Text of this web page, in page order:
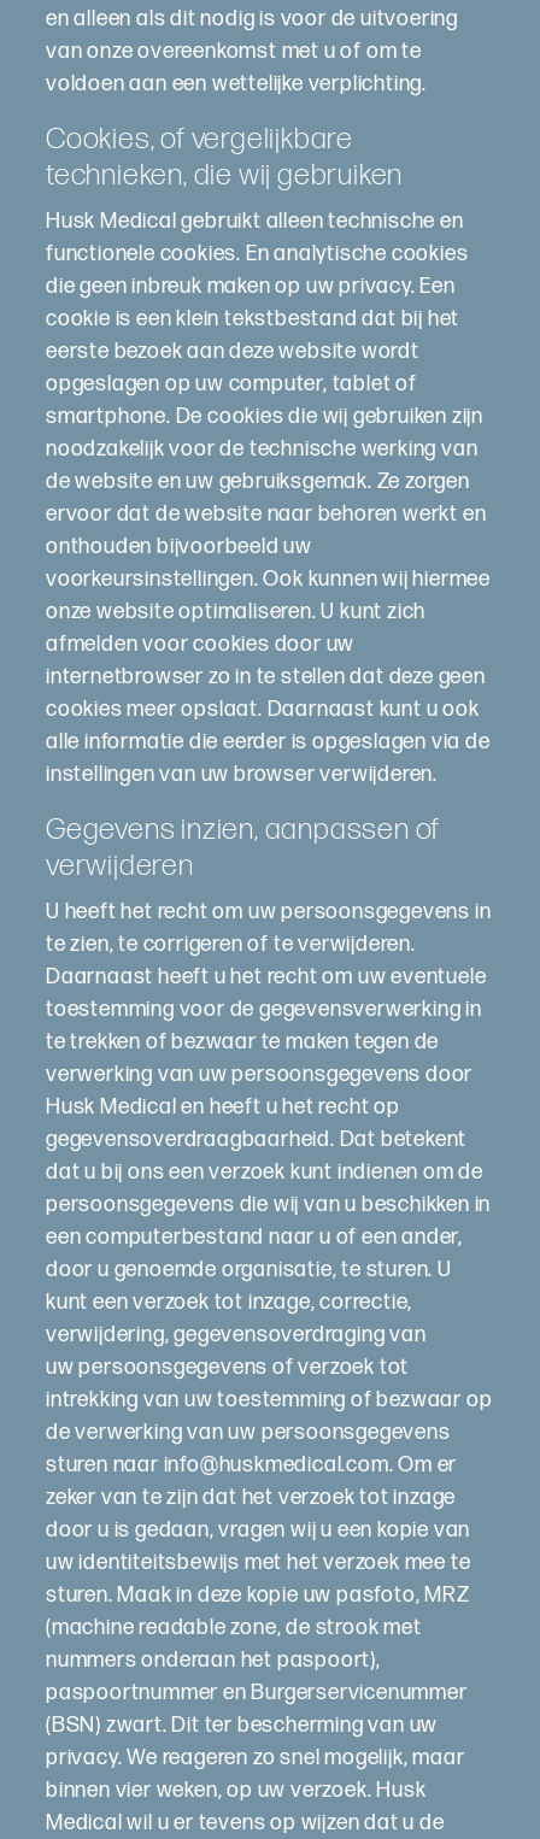
en alleen als dit nodig is voor de uitvoering
van onze overeenkomst met u of om te
voldoen aan een wettelijke verplichting.
Cookies, of vergelijkbare
technieken, die wij gebruiken
Husk Medical gebruikt alleen technische en
functionele cookies. En analytische cookies
die geen inbreuk maken op uw privacy. Een
cookie is een klein tekstbestand dat bij het
eerste bezoek aan deze website wordt
opgeslagen op uw computer, tablet of
smartphone. De cookies die wij gebruiken zijn
noodzakelijk voor de technische werking van
de website en uw gebruiksgemak. Ze zorgen
ervoor dat de website naar behoren werkt en
onthouden bijvoorbeeld uw
voorkeursinstellingen. Ook kunnen wij hiermee
onze website optimaliseren. U kunt zich
afmelden voor cookies door uw
internetbrowser zo in te stellen dat deze geen
cookies meer opslaat. Daarnaast kunt u ook
alle informatie die eerder is opgeslagen via de
instellingen van uw browser verwijderen.
Gegevens inzien, aanpassen of
verwijderen
U heeft het recht om uw persoonsgegevens in
te zien, te corrigeren of te verwijderen.
Daarnaast heeft u het recht om uw eventuele
toestemming voor de gegevensverwerking in
te trekken of bezwaar te maken tegen de
verwerking van uw persoonsgegevens door
Husk Medical en heeft u het recht op
gegevensoverdraagbaarheid. Dat betekent
dat u bij ons een verzoek kunt indienen om de
persoonsgegevens die wij van u beschikken in
een computerbestand naar u of een ander,
door u genoemde organisatie, te sturen. U
kunt een verzoek tot inzage, correctie,
verwijdering, gegevensoverdraging van
uw persoonsgegevens of verzoek tot
intrekking van uw toestemming of bezwaar op
de verwerking van uw persoonsgegevens
sturen naar info@huskmedical.com. Om er
zeker van te zijn dat het verzoek tot inzage
door u is gedaan, vragen wij u een kopie van
uw identiteitsbewijs met het verzoek mee te
sturen. Maak in deze kopie uw pasfoto, MRZ
(machine readable zone, de strook met
nummers onderaan het paspoort),
paspoortnummer en Burgerservicenummer
(BSN) zwart. Dit ter bescherming van uw
privacy. We reageren zo snel mogelijk, maar
binnen vier weken, op uw verzoek. Husk
Medical wil u er tevens op wijzen dat u de